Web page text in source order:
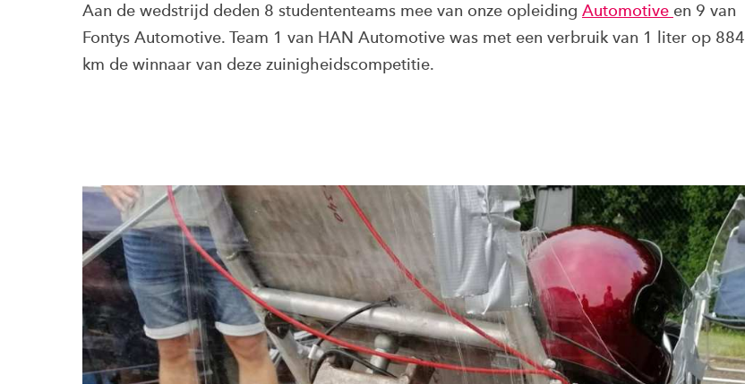
Aan de wedstrijd deden 8 studententeams mee van onze opleiding Automotive en 9 van
Fontys Automotive. Team 1 van HAN Automotive was met een verbruik van 1 liter op 884
km de winnaar van deze zuinigheidscompetitie.